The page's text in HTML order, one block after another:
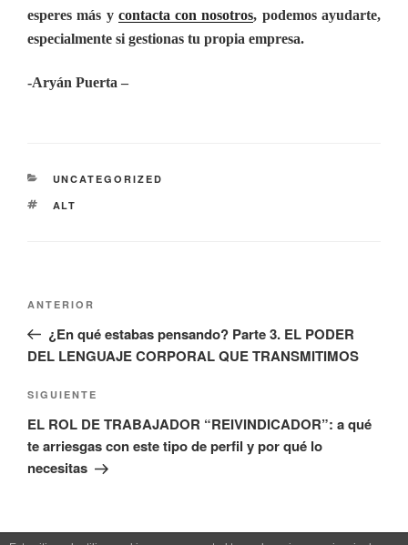
esperes más y contacta con nosotros, podemos ayudarte,
especialmente si gestionas tu propia empresa.
-Aryán Puerta –
CATEGORÍAS
UNCATEGORIZED
ETIQUETAS
ALT
Navegación
entradas
Entrada
anterior:
ANTERIOR
¿En qué estabas pensando? Parte 3. EL PODER
DEL LENGUAJE CORPORAL QUE TRANSMITIMOS
Siguiente
entrada
SIGUIENTE
EL ROL DE TRABAJADOR “REIVINDICADOR”: a qué
te arriesgas con este tipo de perfil y por qué lo
necesitas